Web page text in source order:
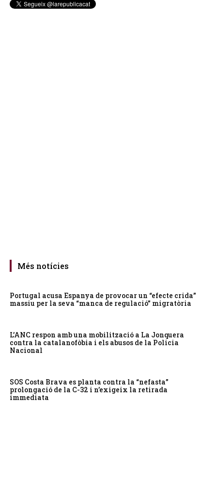
Més notícies
Portugal acusa Espanya de provocar un “efecte crida”
massiu per la seva “manca de regulació” migratòria
L’ANC respon amb una mobilització a La Jonquera
contra la catalanofòbia i els abusos de la Policia
Nacional
SOS Costa Brava es planta contra la “nefasta”
prolongació de la C-32 i n’exigeix la retirada
immediata